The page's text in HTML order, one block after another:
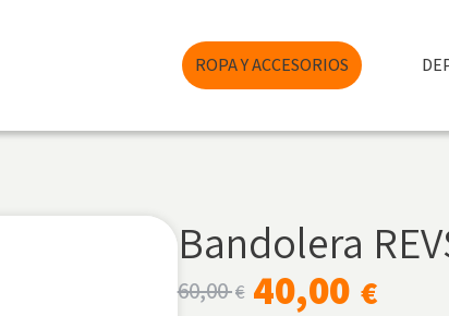
ROPA Y ACCESORIOS
Bandolera
60,00€ 40,00 €